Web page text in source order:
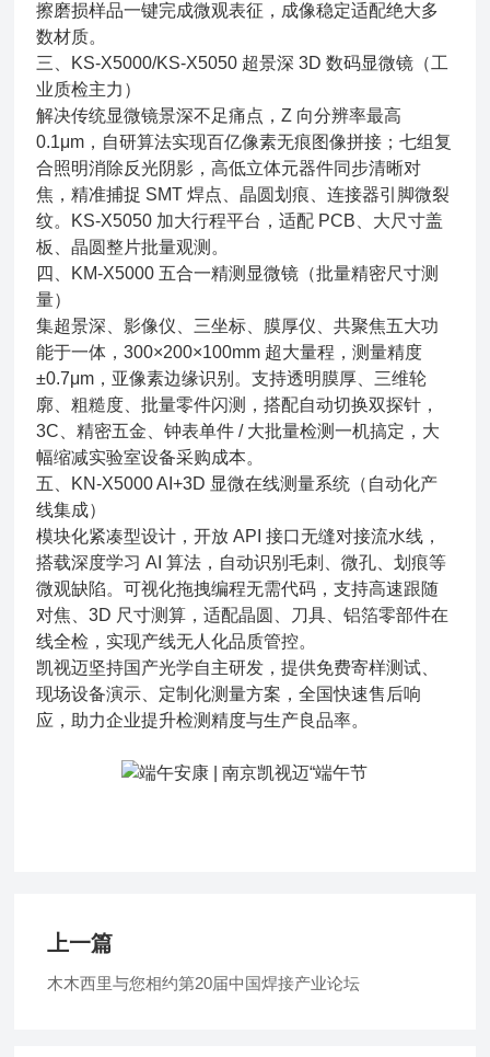
擦磨损样品一键完成微观表征，成像稳定适配绝大多
数材质。
三、KS-X5000/KS-X5050 超景深 3D 数码显微镜（工
业质检主力）
解决传统显微镜景深不足痛点，Z 向分辨率最高
0.1μm，自研算法实现百亿像素无痕图像拼接；七组复
合照明消除反光阴影，高低立体元器件同步清晰对
焦，精准捕捉 SMT 焊点、晶圆划痕、连接器引脚微裂
纹。KS-X5050 加大行程平台，适配 PCB、大尺寸盖
板、晶圆整片批量观测。
四、KM-X5000 五合一精测显微镜（批量精密尺寸测
量）
集超景深、影像仪、三坐标、膜厚仪、共聚焦五大功
能于一体，300×200×100mm 超大量程，测量精度
±0.7μm，亚像素边缘识别。支持透明膜厚、三维轮
廓、粗糙度、批量零件闪测，搭配自动切换双探针，
3C、精密五金、钟表单件 / 大批量检测一机搞定，大
幅缩减实验室设备采购成本。
五、KN-X5000 AI+3D 显微在线测量系统（自动化产
线集成）
模块化紧凑型设计，开放 API 接口无缝对接流水线，
搭载深度学习 AI 算法，自动识别毛刺、微孔、划痕等
微观缺陷。可视化拖拽编程无需代码，支持高速跟随
对焦、3D 尺寸测算，适配晶圆、刀具、铝箔零部件在
线全检，实现产线无人化品质管控。
凯视迈坚持国产光学自主研发，提供免费寄样测试、
现场设备演示、定制化测量方案，全国快速售后响
应，助力企业提升检测精度与生产良品率。
上一篇
木木西里与您相约第20届中国焊接产业论坛